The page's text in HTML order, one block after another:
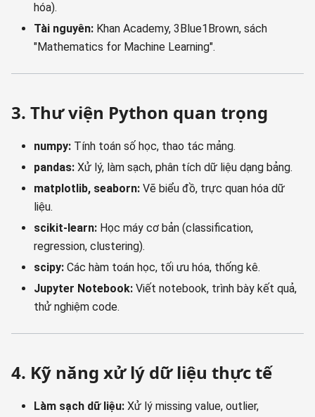
hóa).
Tài nguyên: Khan Academy, 3Blue1Brown, sách
"Mathematics for Machine Learning".
3. Thư viện Python quan trọng
numpy: Tính toán số học, thao tác mảng.
pandas: Xử lý, làm sạch, phân tích dữ liệu dạng bảng.
matplotlib, seaborn: Vẽ biểu đồ, trực quan hóa dữ
liệu.
scikit-learn: Học máy cơ bản (classification,
regression, clustering).
scipy: Các hàm toán học, tối ưu hóa, thống kê.
Jupyter Notebook: Viết notebook, trình bày kết quả,
thử nghiệm code.
4. Kỹ năng xử lý dữ liệu thực tế
Làm sạch dữ liệu: Xử lý missing value, outlier,